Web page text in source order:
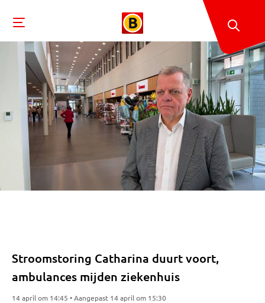
Stroomstoring Catharina duurt voort,
ambulances mijden ziekenhuis
14 april om 14:45 • Aangepast 14 april om 15:30